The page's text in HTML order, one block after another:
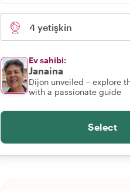
4 yetişkin
Ev sahibi:
Janaina
Dijon unveiled – explore
with a passionate guide
Select